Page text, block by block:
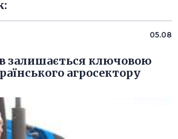
05.08
залишається ключовою
агросектору